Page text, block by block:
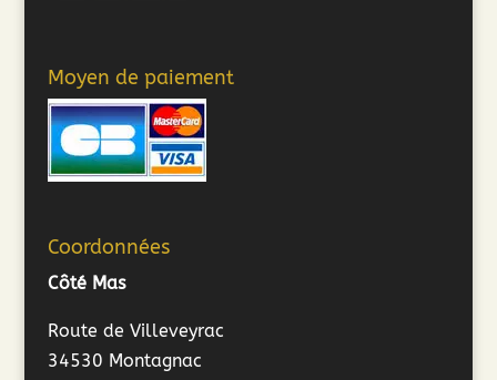
Moyen de paiement
Coordonnées
Côté Mas
Route de Villeveyrac
34530 Montagnac